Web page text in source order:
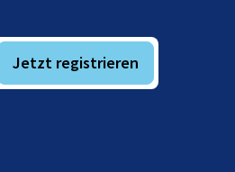
Jetzt registrieren